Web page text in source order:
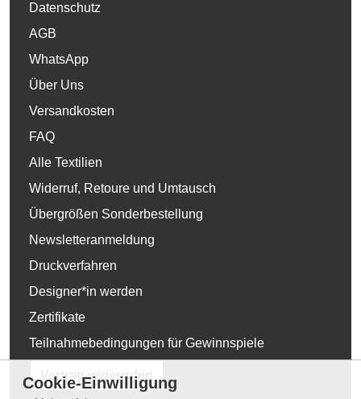
Datenschutz
AGB
WhatsApp
Über Uns
Versandkosten
FAQ
Alle Textilien
Widerruf, Retoure und Umtausch
Übergrößen Sonderbestellung
Newsletteranmeldung
Druckverfahren
Designer*in werden
Zertifikate
Teilnahmebedingungen für Gewinnspiele
Vertrag widerrufen
Cookie-Einwilligung